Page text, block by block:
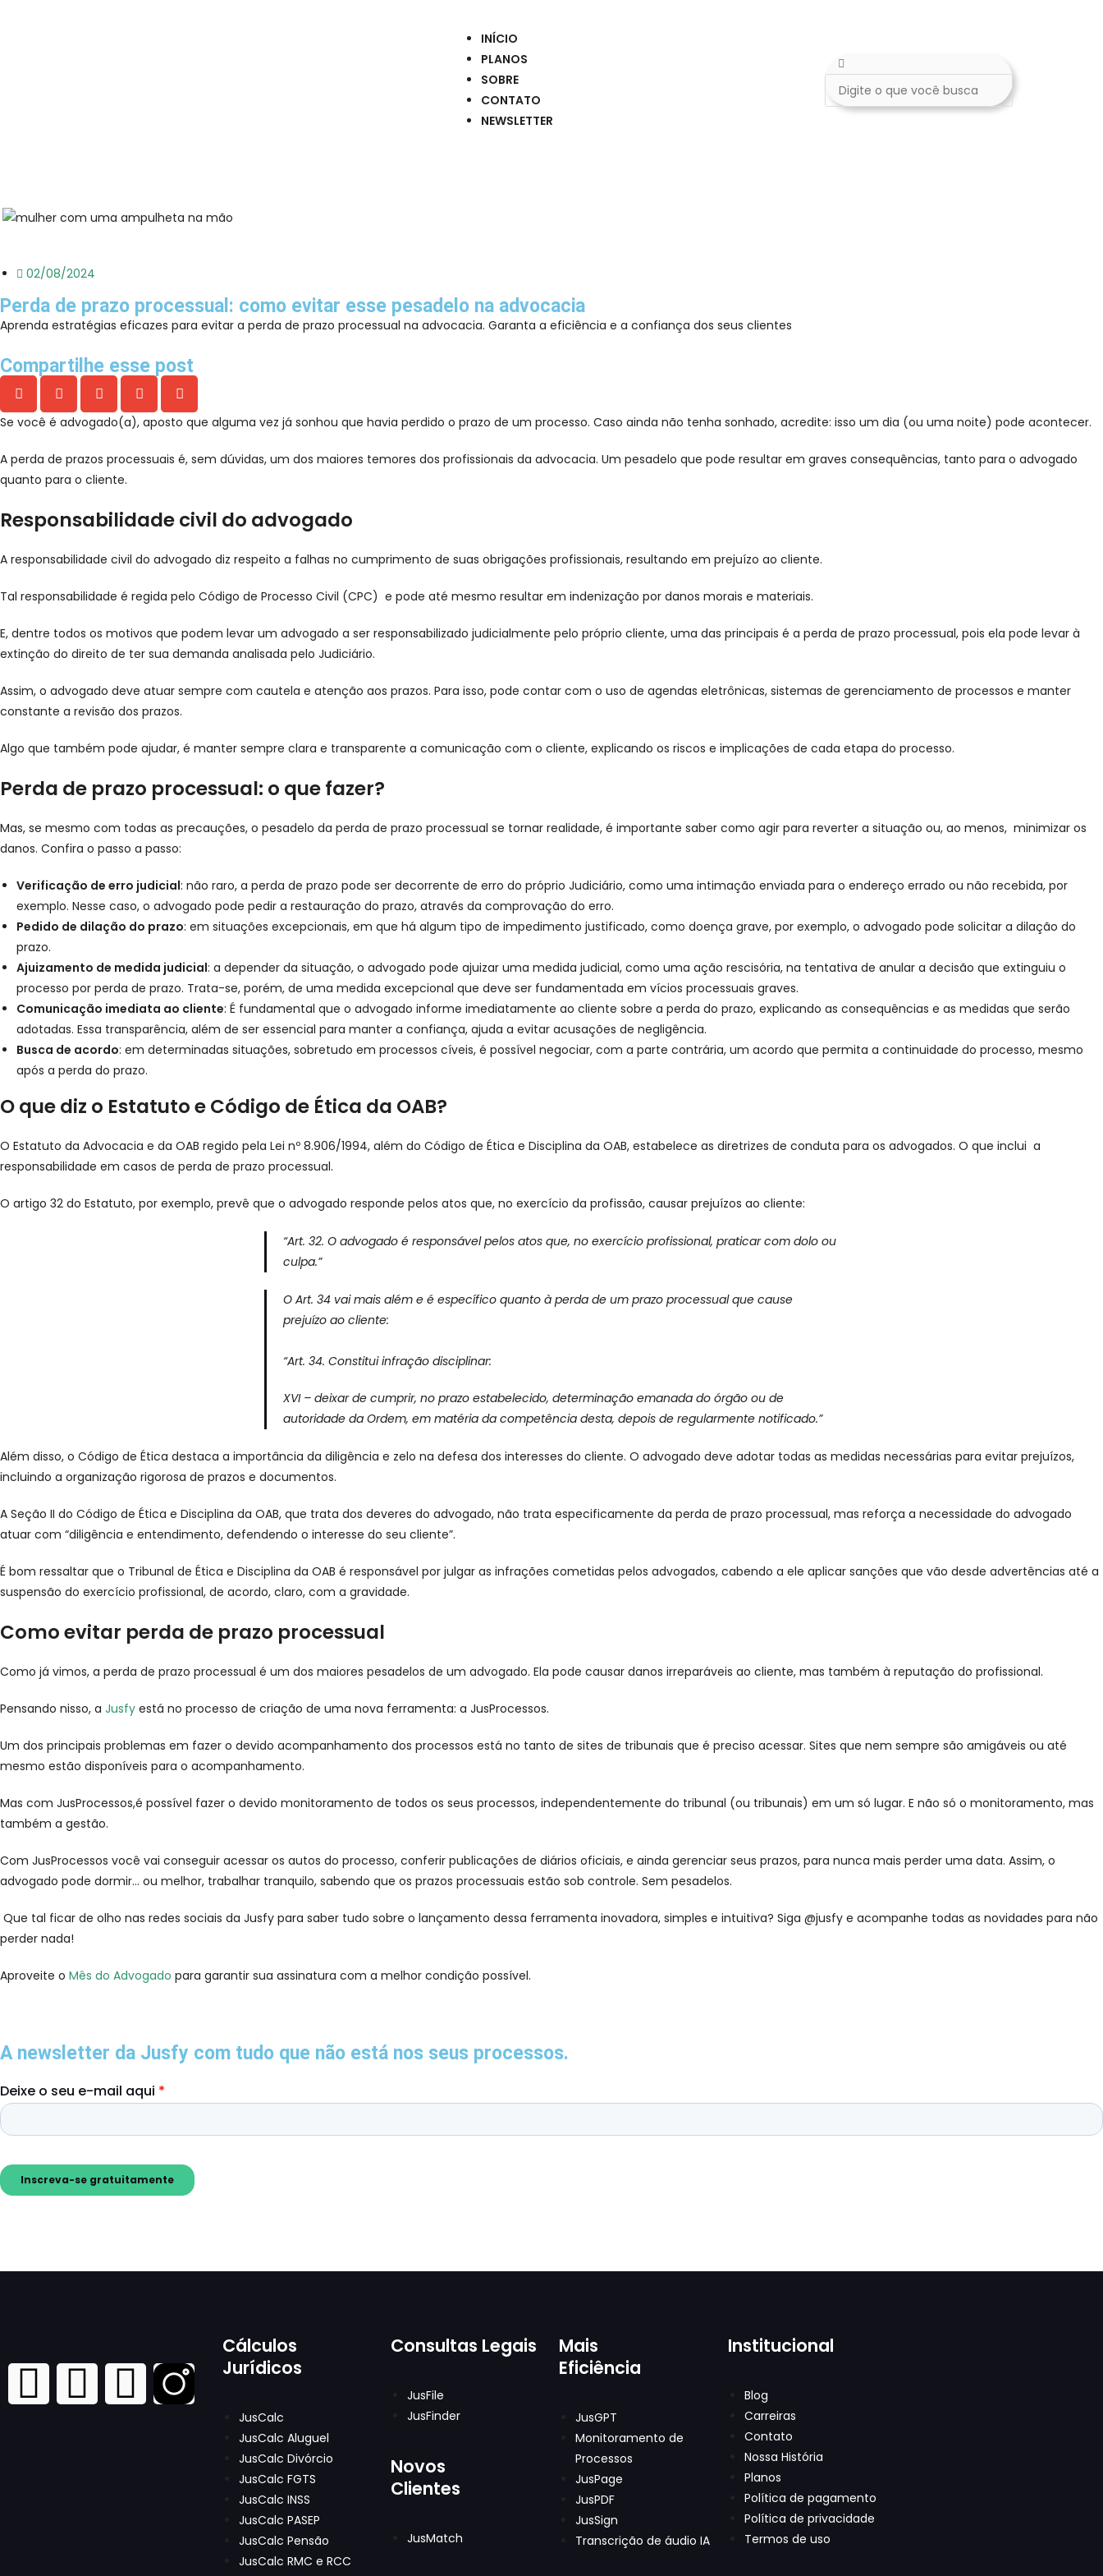
INÍCIO
PLANOS
SOBRE
CONTATO
NEWSLETTER
02/08/2024
Perda de prazo processual: como evitar esse pesadelo na advocacia
Aprenda estratégias eficazes para evitar a perda de prazo processual na advocacia. Garanta a eficiência e a confiança dos seus clientes
Compartilhe esse post
Se você é advogado(a), aposto que alguma vez já sonhou que havia perdido o prazo de um processo. Caso ainda não tenha sonhado, acredite: isso um dia (ou uma noite) pode acontecer.
A perda de prazos processuais é, sem dúvidas, um dos maiores temores dos profissionais da advocacia. Um pesadelo que pode resultar em graves consequências, tanto para o advogado
quanto para o cliente.
Responsabilidade civil do advogado
A responsabilidade civil do advogado diz respeito a falhas no cumprimento de suas obrigações profissionais, resultando em prejuízo ao cliente.
Tal responsabilidade é regida pelo Código de Processo Civil (CPC) e pode até mesmo resultar em indenização por danos morais e materiais.
E, dentre todos os motivos que podem levar um advogado a ser responsabilizado judicialmente pelo próprio cliente, uma das principais é a perda de prazo processual, pois ela pode levar à
extinção do direito de ter sua demanda analisada pelo Judiciário.
Assim, o advogado deve atuar sempre com cautela e atenção aos prazos. Para isso, pode contar com o uso de agendas eletrônicas, sistemas de gerenciamento de processos e manter
constante a revisão dos prazos.
Algo que também pode ajudar, é manter sempre clara e transparente a comunicação com o cliente, explicando os riscos e implicações de cada etapa do processo.
Perda de prazo processual: o que fazer?
Mas, se mesmo com todas as precauções, o pesadelo da perda de prazo processual se tornar realidade, é importante saber como agir para reverter a situação ou, ao menos, minimizar os
danos. Confira o passo a passo:
Verificação de erro judicial: não raro, a perda de prazo pode ser decorrente de erro do próprio Judiciário, como uma intimação enviada para o endereço errado ou não recebida, por
exemplo. Nesse caso, o advogado pode pedir a restauração do prazo, através da comprovação do erro.
Pedido de dilação do prazo: em situações excepcionais, em que há algum tipo de impedimento justificado, como doença grave, por exemplo, o advogado pode solicitar a dilação do
prazo.
Ajuizamento de medida judicial: a depender da situação, o advogado pode ajuizar uma medida judicial, como uma ação rescisória, na tentativa de anular a decisão que extinguiu o
processo por perda de prazo. Trata-se, porém, de uma medida excepcional que deve ser fundamentada em vícios processuais graves.
Comunicação imediata ao cliente: É fundamental que o advogado informe imediatamente ao cliente sobre a perda do prazo, explicando as consequências e as medidas que serão
adotadas. Essa transparência, além de ser essencial para manter a confiança, ajuda a evitar acusações de negligência.
Busca de acordo: em determinadas situações, sobretudo em processos cíveis, é possível negociar, com a parte contrária, um acordo que permita a continuidade do processo, mesmo
após a perda do prazo.
O que diz o Estatuto e Código de Ética da OAB?
O Estatuto da Advocacia e da OAB regido pela Lei nº 8.906/1994, além do Código de Ética e Disciplina da OAB, estabelece as diretrizes de conduta para os advogados. O que inclui a
responsabilidade em casos de perda de prazo processual.
O artigo 32 do Estatuto, por exemplo, prevê que o advogado responde pelos atos que, no exercício da profissão, causar prejuízos ao cliente:
“Art. 32. O advogado é responsável pelos atos que, no exercício profissional, praticar com dolo ou
culpa.”
O Art. 34 vai mais além e é específico quanto à perda de um prazo processual que cause
prejuízo ao cliente:
“Art. 34. Constitui infração disciplinar:
XVI – deixar de cumprir, no prazo estabelecido, determinação emanada do órgão ou de
autoridade da Ordem, em matéria da competência desta, depois de regularmente notificado.”
Além disso, o Código de Ética destaca a importância da diligência e zelo na defesa dos interesses do cliente. O advogado deve adotar todas as medidas necessárias para evitar prejuízos,
incluindo a organização rigorosa de prazos e documentos.
A Seção II do Código de Ética e Disciplina da OAB, que trata dos deveres do advogado, não trata especificamente da perda de prazo processual, mas reforça a necessidade do advogado
atuar com “diligência e entendimento, defendendo o interesse do seu cliente”.
É bom ressaltar que o Tribunal de Ética e Disciplina da OAB é responsável por julgar as infrações cometidas pelos advogados, cabendo a ele aplicar sanções que vão desde advertências até a
suspensão do exercício profissional, de acordo, claro, com a gravidade.
Como evitar perda de prazo processual
Como já vimos, a perda de prazo processual é um dos maiores pesadelos de um advogado. Ela pode causar danos irreparáveis ao cliente, mas também à reputação do profissional.
Pensando nisso, a Jusfy está no processo de criação de uma nova ferramenta: a JusProcessos.
Um dos principais problemas em fazer o devido acompanhamento dos processos está no tanto de sites de tribunais que é preciso acessar. Sites que nem sempre são amigáveis ou até
mesmo estão disponíveis para o acompanhamento.
Mas com JusProcessos,é possível fazer o devido monitoramento de todos os seus processos, independentemente do tribunal (ou tribunais) em um só lugar. E não só o monitoramento, mas
também a gestão.
Com JusProcessos você vai conseguir acessar os autos do processo, conferir publicações de diários oficiais, e ainda gerenciar seus prazos, para nunca mais perder uma data. Assim, o
advogado pode dormir… ou melhor, trabalhar tranquilo, sabendo que os prazos processuais estão sob controle. Sem pesadelos.
Que tal ficar de olho nas redes sociais da Jusfy para saber tudo sobre o lançamento dessa ferramenta inovadora, simples e intuitiva? Siga @jusfy e acompanhe todas as novidades para não
perder nada!
Aproveite o Mês do Advogado para garantir sua assinatura com a melhor condição possível.
A newsletter da Jusfy com tudo que não está nos seus processos.
Cálculos
Jurídicos
JusCalc
JusCalc Aluguel
JusCalc Divórcio
JusCalc FGTS
JusCalc INSS
JusCalc PASEP
JusCalc Pensão
JusCalc RMC e RCC
Consultas Legais
JusFile
JusFinder
Novos
Clientes
JusMatch
Mais
Eficiência
JusGPT
Monitoramento de
Processos
JusPage
JusPDF
JusSign
Transcrição de áudio IA
Institucional
Blog
Carreiras
Contato
Nossa História
Planos
Política de pagamento
Política de privacidade
Termos de uso